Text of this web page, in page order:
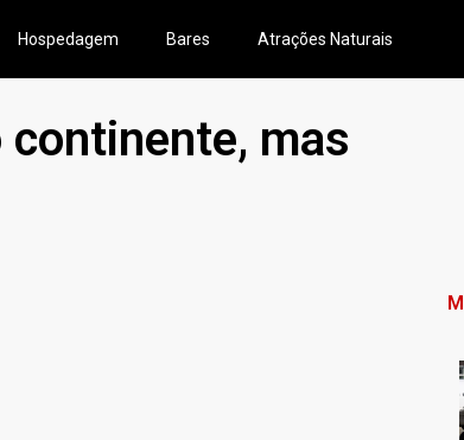
Hospedagem Bares Atrações Naturais
mas